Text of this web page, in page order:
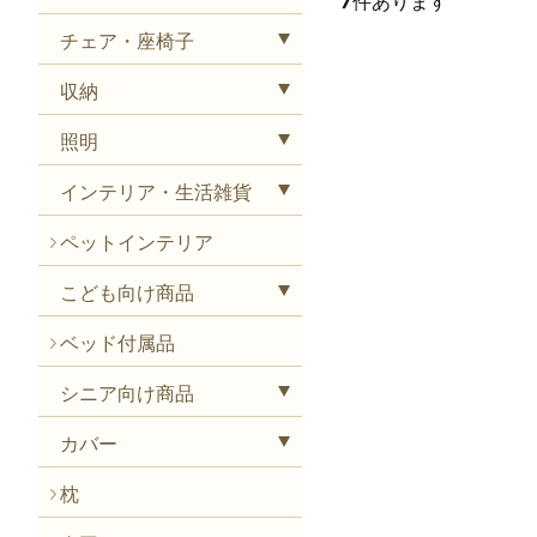
チェア・座椅子
収納
照明
インテリア・生活雑貨
ペットインテリア
こども向け商品
ベッド付属品
シニア向け商品
カバー
枕